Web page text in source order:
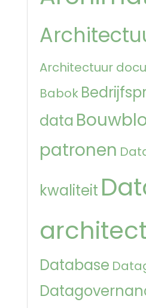
Architectuur
Babok
data
patronen
kwaliteit
Database